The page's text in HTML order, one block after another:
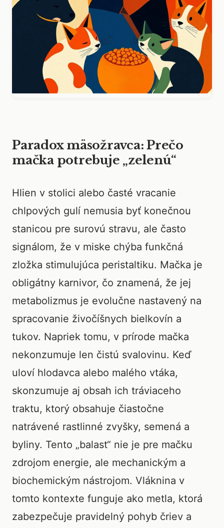
Paradox mäsožravca: Prečo
mačka potrebuje „zelenú“
Hlien v stolici alebo časté vracanie
chlpových gulí nemusia byť konečnou
stanicou pre surovú stravu, ale často
signálom, že v miske chýba funkčná
zložka stimulujúca peristaltiku. Mačka je
obligátny karnivor, čo znamená, že jej
metabolizmus je evolučne nastavený na
spracovanie živočíšnych bielkovín a
tukov. Napriek tomu, v prírode mačka
nekonzumuje len čistú svalovinu. Keď
uloví hlodavca alebo malého vtáka,
skonzumuje aj obsah ich tráviaceho
traktu, ktorý obsahuje čiastočne
natrávené rastlinné zvyšky, semená a
byliny. Tento „balast“ nie je pre mačku
zdrojom energie, ale mechanickým a
biochemickým nástrojom. Vláknina v
tomto kontexte funguje ako metla, ktorá
zabezpečuje pravidelný pohyb čriev a